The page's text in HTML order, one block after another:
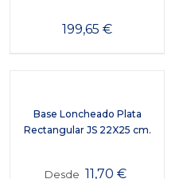
199,65€
Base Loncheado Plata
Rectangular JS 22X25 cm.
Desde 11,70€